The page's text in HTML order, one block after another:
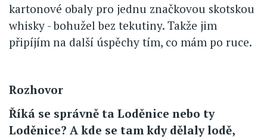
kartonové obaly pro jednu značkovou skotskou
whisky - bohužel bez tekutiny. Takže jim
připíjím na další úspěchy tím, co mám po ruce.
Rozhovor
Říká se správně ta Loděnice nebo ty
Loděnice? A kde se tam kdy dělaly lodě,